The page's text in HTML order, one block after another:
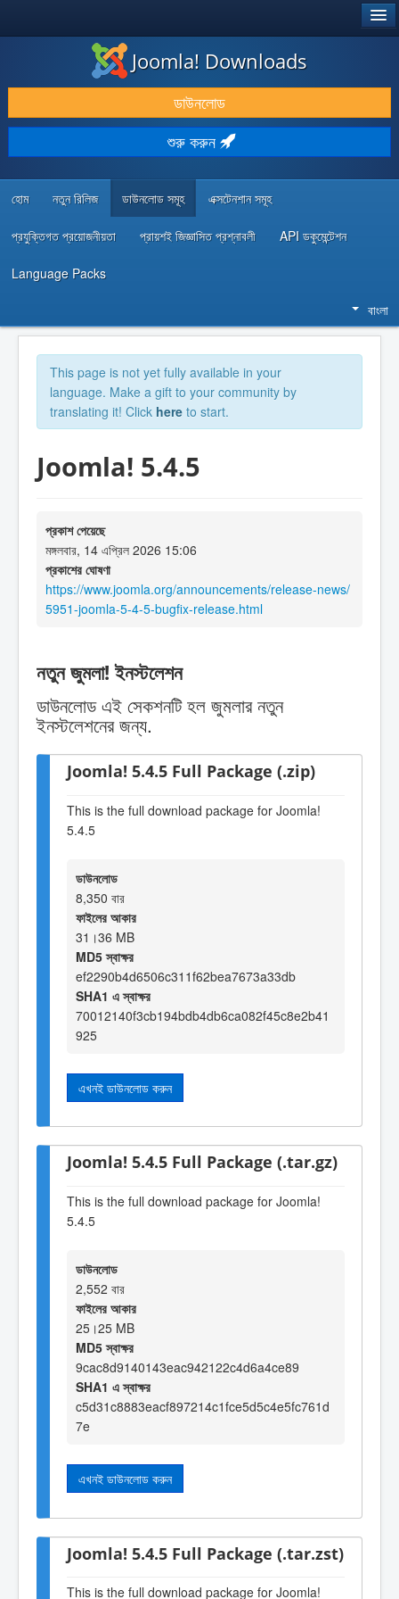
ডাউনলোড & প্রসারিত করুন
আবিষ্কার & শিখুন
কমিউনিটি & সহায়তা
Joomla! Downloads
ডাউনলোড
শুরু করুন
হোম নতুন রিলিজ ডাউনলোড সমূহ এক্সটেনশান সমূহ
প্রযুক্তিগত প্রয়োজনীয়তা প্রায়শই জিজ্ঞাসিত প্রশ্নাবলী API ডকুমেন্টেশন
Language Packs
বাংলা
This page is not yet fully available in your
language. Make a gift to your community by
translating it! Click here to start.
Joomla! 5.4.5
প্রকাশ পেয়েছে
মঙ্গলবার, 14 এপ্রিল 2026 15:06
প্রকাশের ঘোষণা
https://www.joomla.org/announcements/release-news/
5951-joomla-5-4-5-bugfix-release.html
নতুন জুমলা! ইনস্টলেশন
ডাউনলোড এই সেকশনটি হল জুমলার নতুন
ইনস্টলেশনের জন্য.
Joomla! 5.4.5 Full Package (.zip)
This is the full download package for Joomla!
5.4.5
ডাউনলোড
8,350 বার
ফাইলের আকার
31।36 MB
MD5 স্বাক্ষর
ef2290b4d6506c311f62bea7673a33db
SHA1 এ স্বাক্ষর
70012140f3cb194bdb4db6ca082f45c8e2b41
925
এখনই ডাউনলোড করুন
Joomla! 5.4.5 Full Package (.tar.gz)
This is the full download package for Joomla!
5.4.5
ডাউনলোড
2,552 বার
ফাইলের আকার
25।25 MB
MD5 স্বাক্ষর
9cac8d9140143eac942122c4d6a4ce89
SHA1 এ স্বাক্ষর
c5d31c8883eacf897214c1fce5d5c4e5fc761d
7e
এখনই ডাউনলোড করুন
Joomla! 5.4.5 Full Package (.tar.zst)
This is the full download package for Joomla!